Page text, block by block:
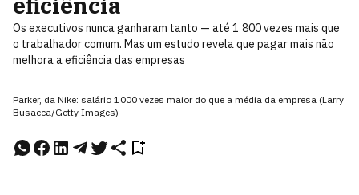
Os executivos nunca ganharam tanto — até 1 800 vezes mais que
o trabalhador comum. Mas um estudo revela que pagar mais não
melhora a eficiência das empresas
Parker, da Nike: salário 1 000 vezes maior do que a média da empresa (Larry
Busacca/Getty Images)